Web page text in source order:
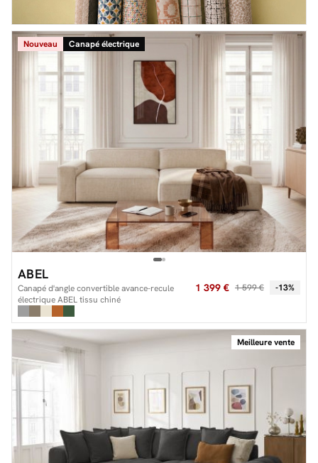
Nouveau Canapé électrique
ABEL
Canapé d'angle convertible avance-recule
électrique ABEL tissu chiné
1 399 € 1 599 € -13%
Meilleure vente